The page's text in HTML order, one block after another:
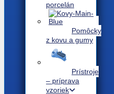
porcelán
Pomôcky
z kovu a gumy
Prístroje
– príprava
vzoriek